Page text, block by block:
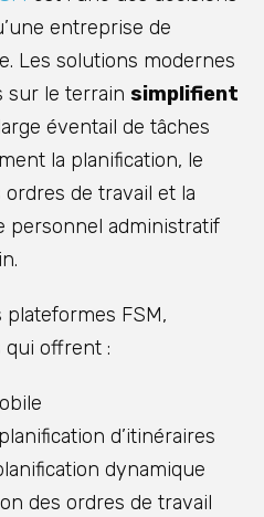
entreprise de
Les solutions modernes
sur le terrain simplifient
éventail de tâches
la planification, le
de travail et la
personnel administratif
plateformes FSM,
qui offrent :
d’itinéraires
dynamique
des ordres de travail